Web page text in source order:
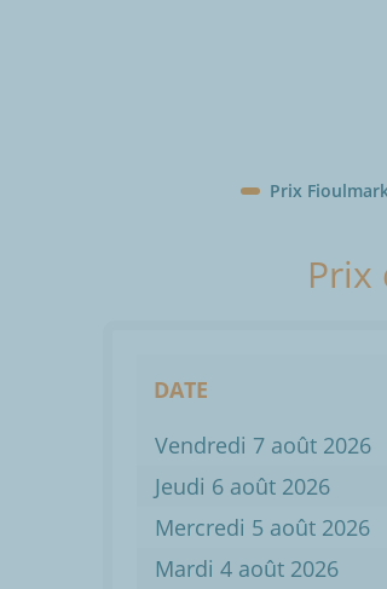
Prix
Prix
DATE
Vendredi 7 août 2026
Jeudi 6 août 2026
Mercredi 5 août 2026
Mardi 4 août 2026